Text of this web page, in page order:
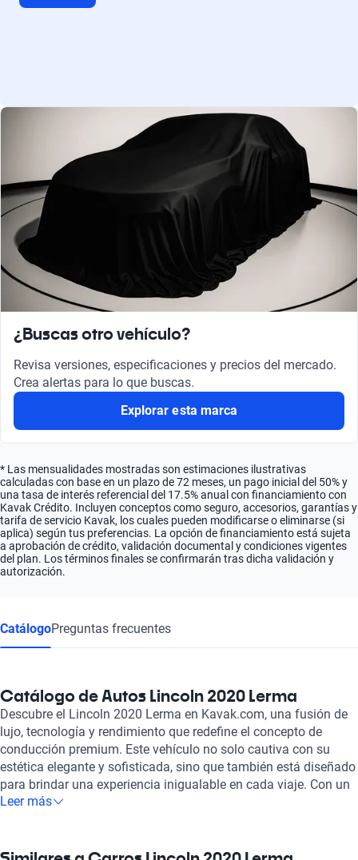
¿Buscas otro vehículo?
Revisa versiones, especificaciones y precios del mercado.
Crea alertas para lo que buscas.
Explorar esta marca
* Las mensualidades mostradas son estimaciones ilustrativas
calculadas con base en un plazo de 72 meses, un pago inicial del 50% y
una tasa de interés referencial del 17.5% anual con financiamiento con
Kavak Crédito. Incluyen conceptos como seguro, accesorios, garantías y
tarifa de servicio Kavak, los cuales pueden modificarse o eliminarse (si
aplica) según tus preferencias. La opción de financiamiento está sujeta
a aprobación de crédito, validación documental y condiciones vigentes
del plan. Los términos finales se confirmarán tras dicha validación y
autorización.
CatálogoPreguntas frecuentes
Catálogo de Autos Lincoln 2020 Lerma
Descubre el Lincoln 2020 Lerma en Kavak.com, una fusión de
lujo, tecnología y rendimiento que redefine el concepto de
conducción premium. Este vehículo no solo cautiva con su
estética elegante y sofisticada, sino que también está diseñado
para brindar una experiencia inigualable en cada viaje. Con un
motor potente y eficiente, el Lincoln 2020 Lerma se adapta
conductores más exigentes. Dentro de su habitáculo, el Lincoln
Leer más